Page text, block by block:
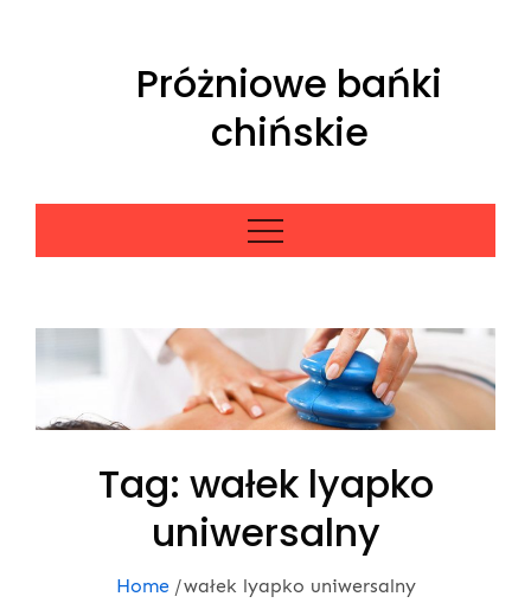
Próżniowe bańki
chińskie
Tag: wałek lyapko
uniwersalny
Home wałek lyapko uniwersalny